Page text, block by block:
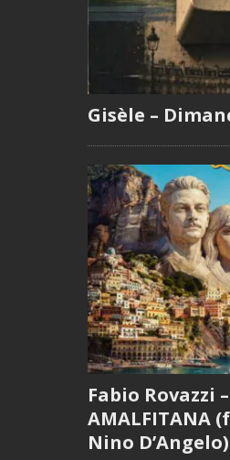
Gisèle –
Fabio Rovazzi
AMALFITANA
Nino D’Angelo)